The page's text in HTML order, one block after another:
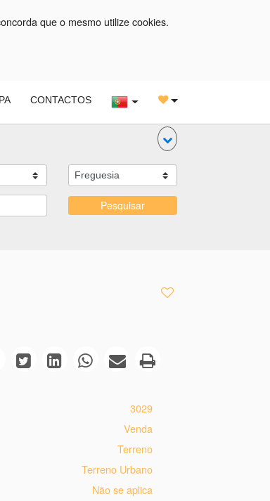
que o mesmo utilize cookies.
CONTACTOS
Pesquisar
3029
Venda
Terreno
Terreno Urbano
Não se aplica